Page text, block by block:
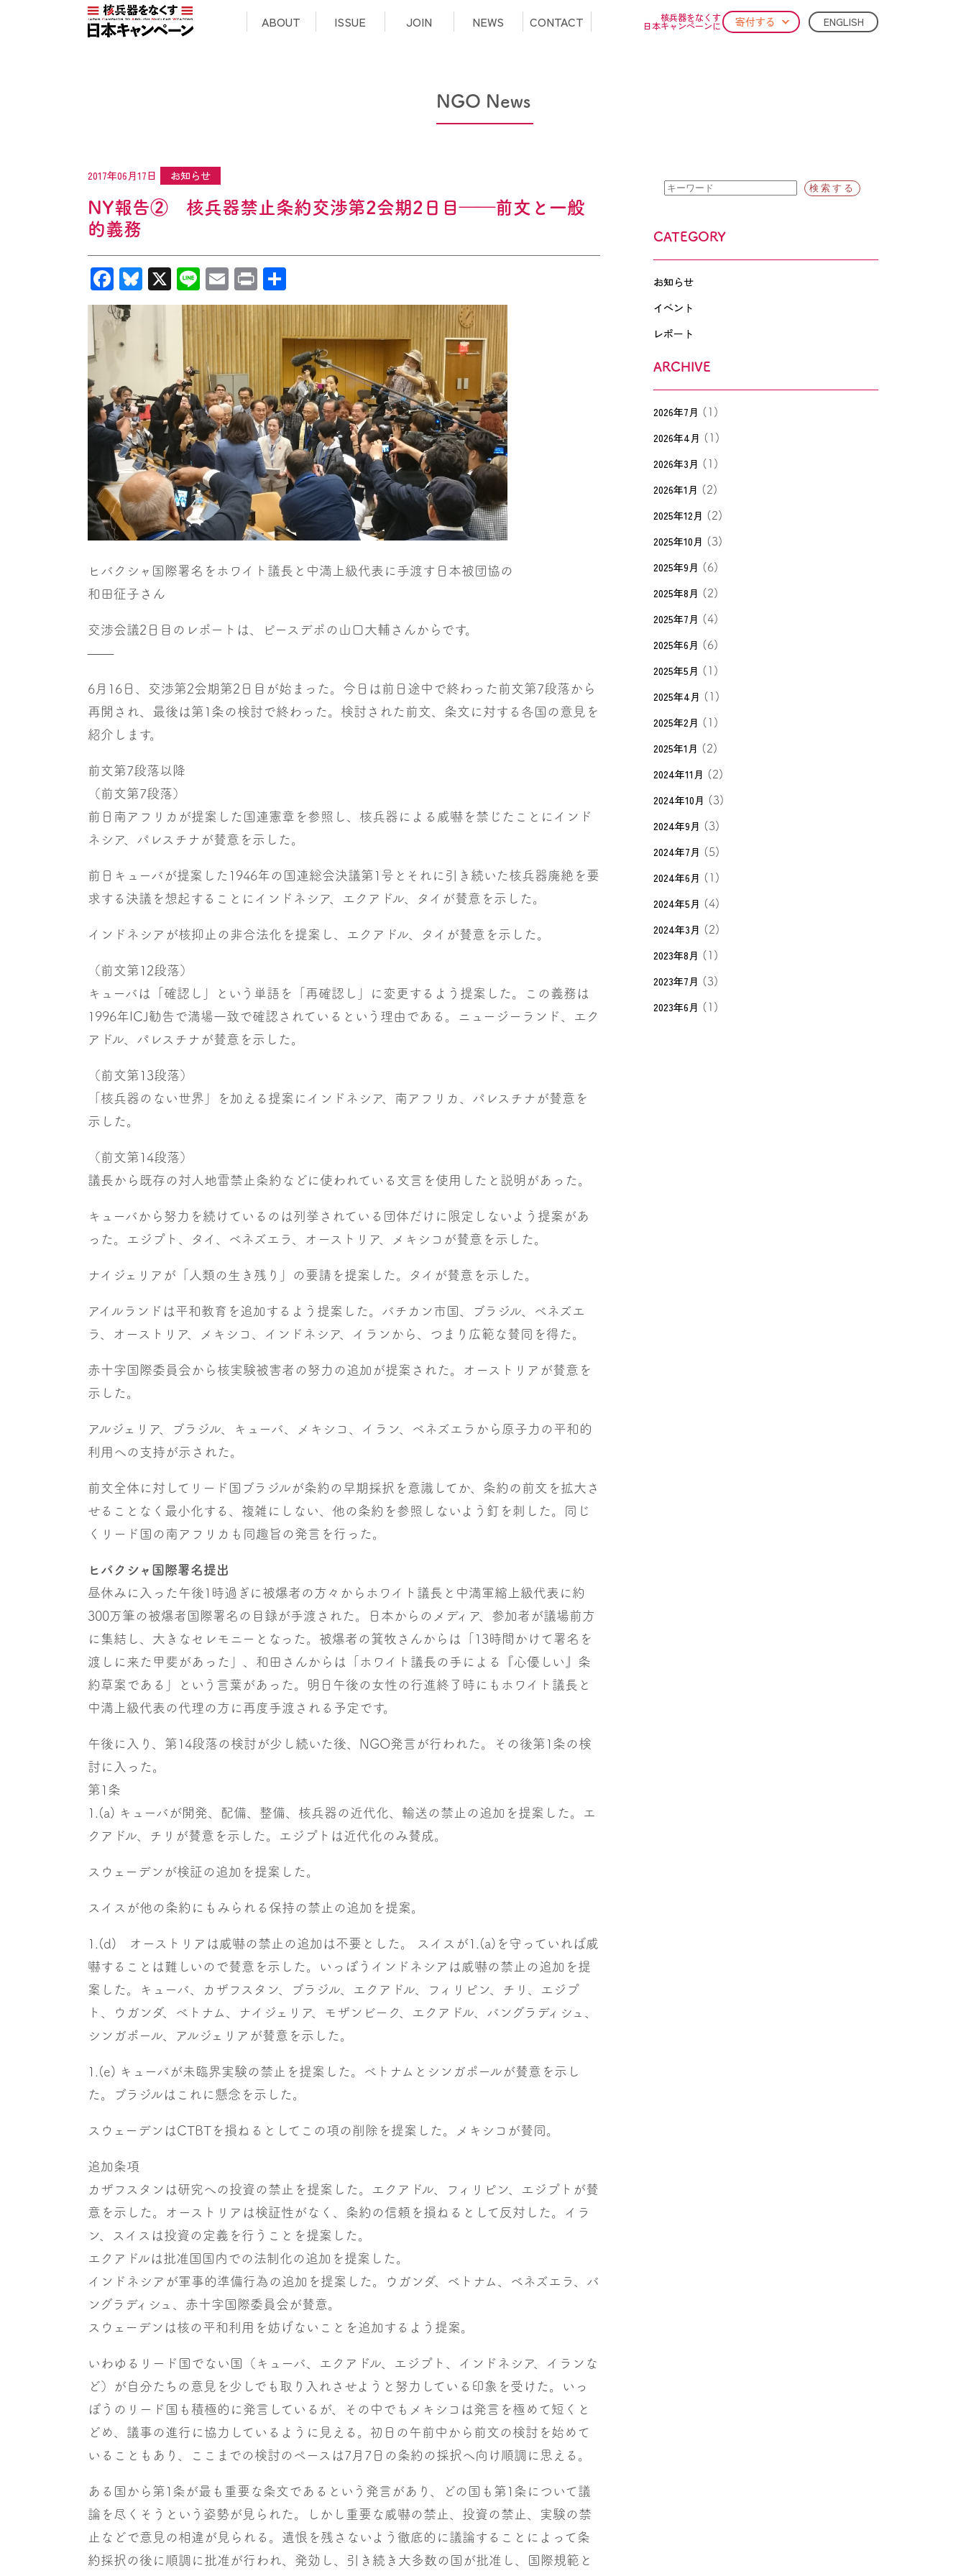
ABOUT ISSUE JOIN NEWS CONTACT 核兵器をなくす
日本キャンペーンに 寄付する ENGLISH
NGO News
2017年06月17日 お知らせ
NY報告② 核兵器禁止条約交渉第2会期2日目――前文と一般
的義務
Facebook
Bluesky
X LineEmailPrint
有
ヒバクシャ国際署名をホワイト議長と中満上級代表に手渡す日本被団協の
和田征子さん
交渉会議2日目のレポートは、ピースデポの山口大輔さんからです。
——
6月16日、交渉第2会期第2日目が始まった。今日は前日途中で終わった前文第7段落から
再開され、最後は第1条の検討で終わった。検討された前文、条文に対する各国の意見を
紹介します。
前文第7段落以降
（前文第7段落）
前日南アフリカが提案した国連憲章を参照し、核兵器による威嚇を禁じたことにインド
ネシア、パレスチナが賛意を示した。
前日キューバが提案した1946年の国連総会決議第1号とそれに引き続いた核兵器廃絶を要
求する決議を想起することにインドネシア、エクアドル、タイが賛意を示した。
インドネシアが核抑止の非合法化を提案し、エクアドル、タイが賛意を示した。
（前文第12段落）
キューバは「確認し」という単語を「再確認し」に変更するよう提案した。この義務は
1996年ICJ勧告で満場一致で確認されているという理由である。ニュージーランド、エク
アドル、パレスチナが賛意を示した。
（前文第13段落）
「核兵器のない世界」を加える提案にインドネシア、南アフリカ、パレスチナが賛意を
示した。
（前文第14段落）
議長から既存の対人地雷禁止条約などに使われている文言を使用したと説明があった。
キューバから努力を続けているのは列挙されている団体だけに限定しないよう提案があ
った。エジプト、タイ、ベネズエラ、オーストリア、メキシコが賛意を示した。
ナイジェリアが「人類の生き残り」の要請を提案した。タイが賛意を示した。
アイルランドは平和教育を追加するよう提案した。バチカン市国、ブラジル、ベネズエ
ラ、オーストリア、メキシコ、インドネシア、イランから、つまり広範な賛同を得た。
赤十字国際委員会から核実験被害者の努力の追加が提案された。オーストリアが賛意を
示した。
アルジェリア、ブラジル、キューバ、メキシコ、イラン、ベネズエラから原子力の平和的
利用への支持が示された。
前文全体に対してリード国ブラジルが条約の早期採択を意識してか、条約の前文を拡大さ
せることなく最小化する、複雑にしない、他の条約を参照しないよう釘を刺した。同じ
くリード国の南アフリカも同趣旨の発言を行った。
ヒバクシャ国際署名提出
昼休みに入った午後1時過ぎに被爆者の方々からホワイト議長と中満軍縮上級代表に約
300万筆の被爆者国際署名の目録が手渡された。日本からのメディア、参加者が議場前方
に集結し、大きなセレモニーとなった。被爆者の箕牧さんからは「13時間かけて署名を
渡しに来た甲斐があった」、和田さんからは「ホワイト議長の手による『心優しい』条
約草案である」という言葉があった。明日午後の女性の行進終了時にもホワイト議長と
中満上級代表の代理の方に再度手渡される予定です。
午後に入り、第14段落の検討が少し続いた後、NGO発言が行われた。その後第1条の検
討に入った。
第1条
1.(a) キューバが開発、配備、整備、核兵器の近代化、輸送の禁止の追加を提案した。エ
クアドル、チリが賛意を示した。エジプトは近代化のみ賛成。
スウェーデンが検証の追加を提案した。
スイスが他の条約にもみられる保持の禁止の追加を提案。
1.(d) オーストリアは威嚇の禁止の追加は不要とした。 スイスが1.(a)を守っていれば威
嚇することは難しいので賛意を示した。いっぽうインドネシアは威嚇の禁止の追加を提
案した。キューバ、カザフスタン、ブラジル、エクアドル、フィリピン、チリ、エジプ
ト、ウガンダ、ベトナム、ナイジェリア、モザンビーク、エクアドル、バングラディシュ、
シンガポール、アルジェリアが賛意を示した。
1.(e) キューバが未臨界実験の禁止を提案した。ベトナムとシンガポールが賛意を示し
た。ブラジルはこれに懸念を示した。
スウェーデンはCTBTを損ねるとしてこの項の削除を提案した。メキシコが賛同。
追加条項
カザフスタンは研究への投資の禁止を提案した。エクアドル、フィリピン、エジプトが賛
意を示した。オーストリアは検証性がなく、条約の信頼を損ねるとして反対した。イラ
ン、スイスは投資の定義を行うことを提案した。
エクアドルは批准国国内での法制化の追加を提案した。
インドネシアが軍事的準備行為の追加を提案した。ウガンダ、ベトナム、ベネズエラ、バ
ングラディシュ、赤十字国際委員会が賛意。
スウェーデンは核の平和利用を妨げないことを追加するよう提案。
いわゆるリード国でない国（キューバ、エクアドル、エジプト、インドネシア、イランな
ど）が自分たちの意見を少しでも取り入れさせようと努力している印象を受けた。いっ
ぽうのリード国も積極的に発言しているが、その中でもメキシコは発言を極めて短くと
どめ、議事の進行に協力しているように見える。初日の午前中から前文の検討を始めて
いることもあり、ここまでの検討のペースは7月7日の条約の採択へ向け順調に思える。
ある国から第1条が最も重要な条文であるという発言があり、どの国も第1条について議
論を尽くそうという姿勢が見られた。しかし重要な威嚇の禁止、投資の禁止、実験の禁
止などで意見の相違が見られる。遺恨を残さないよう徹底的に議論することによって条
約採択の後に順調に批准が行われ、発効し、引き続き大多数の国が批准し、国際規範と
CATEGORY
お知らせ
イベント
レポート
ARCHIVE
2026年7月 (1)
2026年4月 (1)
2026年3月 (1)
2026年1月 (2)
2025年12月 (2)
2025年10月 (3)
2025年9月 (6)
2025年8月 (2)
2025年7月 (4)
2025年6月 (6)
2025年5月 (1)
2025年4月 (1)
2025年2月 (1)
2025年1月 (2)
2024年11月 (2)
2024年10月 (3)
2024年9月 (3)
2024年7月 (5)
2024年6月 (1)
2024年5月 (4)
2024年3月 (2)
2023年8月 (1)
2023年7月 (3)
2023年6月 (1)